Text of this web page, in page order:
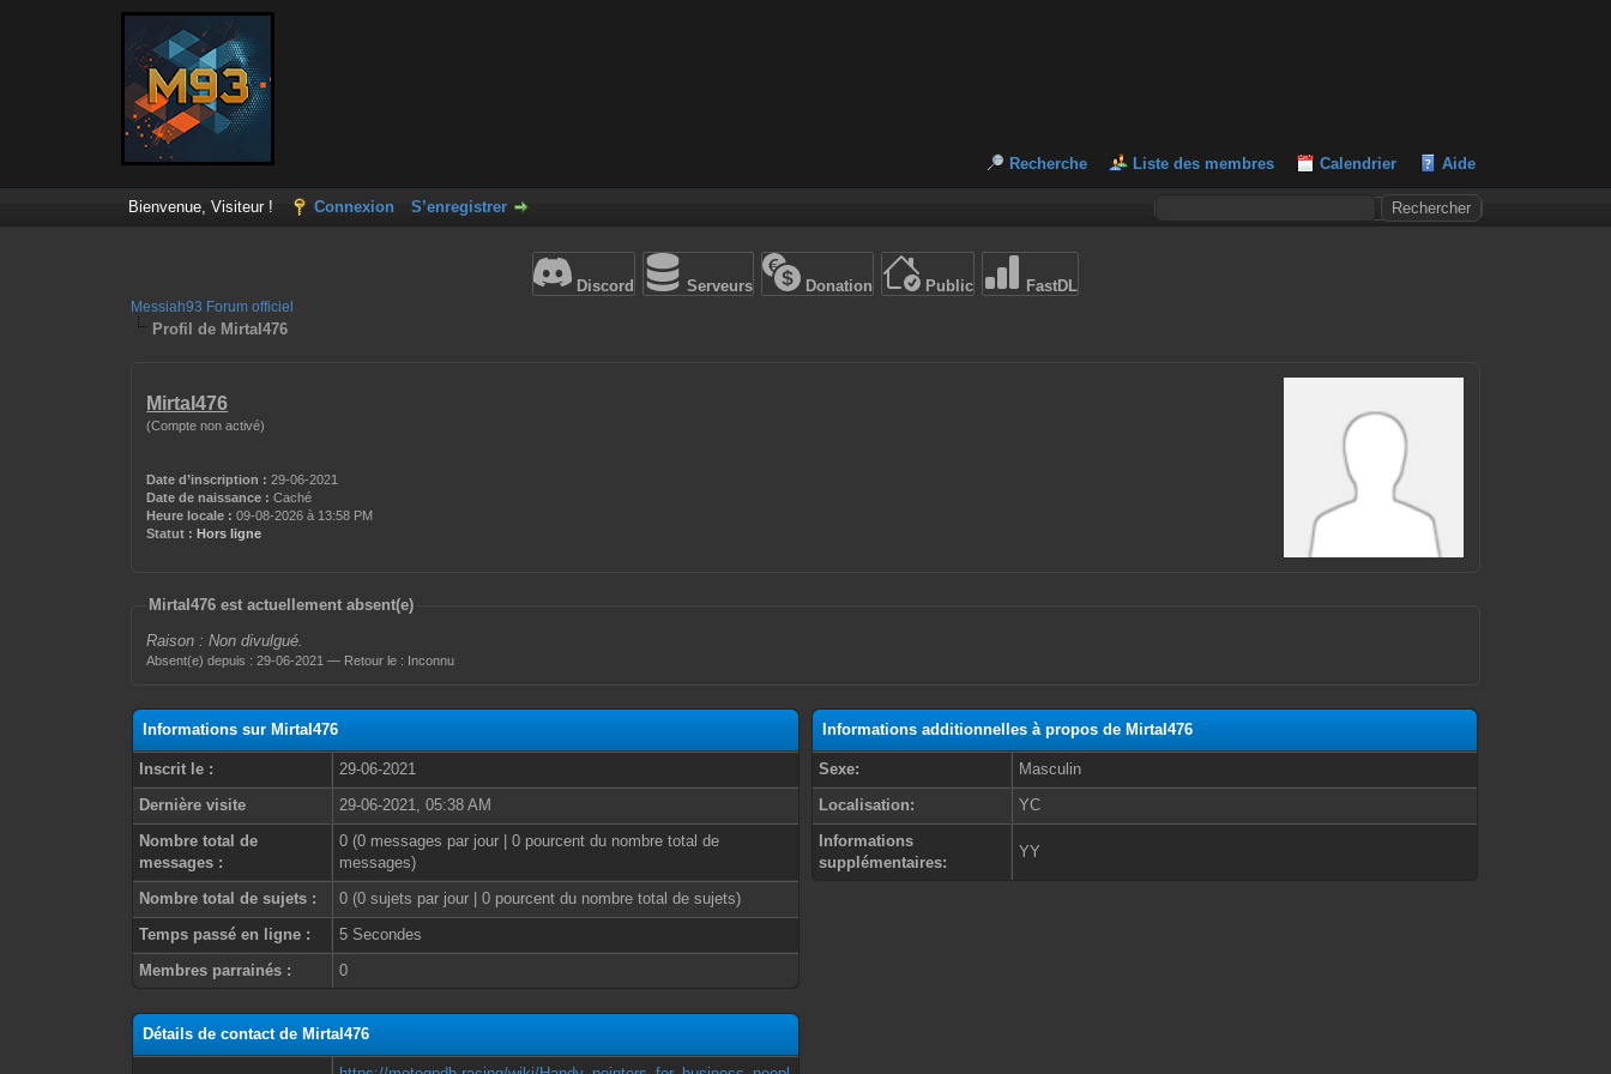
Recherche Liste des membres Calendrier Aide
Bienvenue, Visiteur ! Connexion S’enregistrer
Discord Serveurs Donation Public FastDL
Messiah93 Forum officiel
Profil de MirtaI476
MirtaI476
(Compte non activé)
Date d’inscription : 29-06-2021
Date de naissance : Caché
Heure locale : 09-08-2026 à 13:58 PM
Statut : Hors ligne
MirtaI476 est actuellement absent(e)
Raison : Non divulgué.
Absent(e) depuis : 29-06-2021 — Retour le : Inconnu
Informations sur MirtaI476
Inscrit le :
29-06-2021
Dernière visite
29-06-2021, 05:38 AM
Nombre total de
messages :
0 (0 messages par jour | 0 pourcent du nombre total de
messages)
Nombre total de sujets :
0 (0 sujets par jour | 0 pourcent du nombre total de sujets)
Temps passé en ligne :
5 Secondes
Membres parrainés :
0
Détails de contact de MirtaI476
Informations additionnelles à propos de MirtaI476
Sexe:
Masculin
Localisation:
YC
Informations
supplémentaires:
YY